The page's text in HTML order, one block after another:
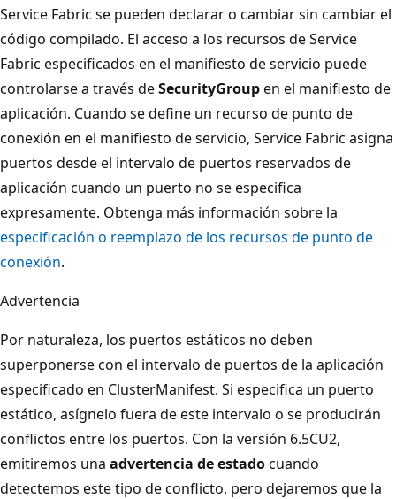
Service Fabric se pueden declarar o cambiar sin cambiar el
código compilado. El acceso a los recursos de Service
Fabric especificados en el manifiesto de servicio puede
controlarse a través deSecurityGroupen el manifiesto de
aplicación. Cuando se define un recurso de punto de
conexión en el manifiesto de servicio, Service Fabric asigna
puertos desde el intervalo de puertos reservados de
aplicación cuando un puerto no se especifica
expresamente. Obtenga más información sobre la
especificación o reemplazo de los recursos de punto de
conexión.
Advertencia
Por naturaleza, los puertos estáticos no deben
superponerse con el intervalo de puertos de la aplicación
especificado en ClusterManifest. Si especifica un puerto
estático, asígnelo fuera de este intervalo o se producirán
conflictos entre los puertos. Con la versión 6.5CU2,
emitiremos una advertencia de estadocuando
detectemos este tipo de conflicto, pero dejaremos que la